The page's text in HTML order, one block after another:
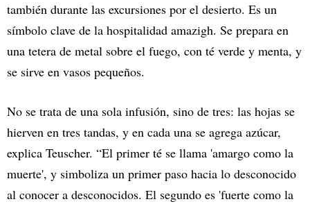
también durante las excursiones por el desierto. Es un
símbolo clave de la hospitalidad amazigh. Se prepara en
una tetera de metal sobre el fuego, con té verde y menta, y
se sirve en vasos pequeños.
No se trata de una sola infusión, sino de tres: las hojas se
hierven en tres tandas, y en cada una se agrega azúcar,
explica Teuscher. “El primer té se llama 'amargo como la
muerte', y simboliza un primer paso hacia lo desconocido
al conocer a desconocidos. El segundo es 'fuerte como la